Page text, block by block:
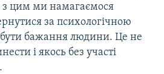
цим ми намагаємося
за психологічною
бажання людини. Це не
і якось без участі